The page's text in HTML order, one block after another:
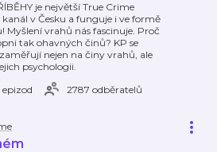
je největší True Crime
kanál v Česku a funguje i ve formě
Myšlení vrahů nás fascinuje. Proč
tak ohavných činů? KP se
nejen na činy vrahů, ale
psychologii.
epizod
2787 odběratelů